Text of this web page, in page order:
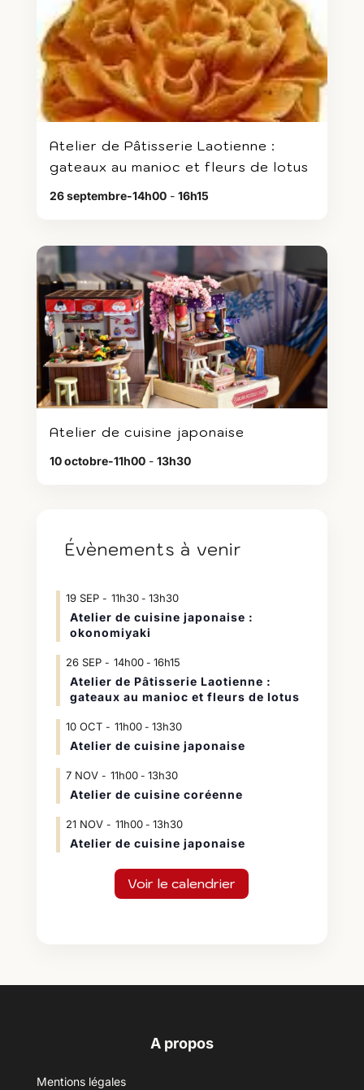
Atelier de Pâtisserie Laotienne :
gateaux au manioc et fleurs de lotus
26 septembre-14h00- 16h15
Atelier de cuisine japonaise
10 octobre-11h00- 13h30
Évènements à venir
19 SEP 11h30- 13h30
Atelier de cuisine japonaise :
okonomiyaki
26 SEP 14h00- 16h15
Atelier de Pâtisserie Laotienne :
gateaux au manioc et fleurs de lotus
10 OCT 11h00- 13h30
Atelier de cuisine japonaise
7 NOV 11h00- 13h30
Atelier de cuisine coréenne
21 NOV 11h00- 13h30
Atelier de cuisine japonaise
Voir le calendrier
A propos
Mentions légales